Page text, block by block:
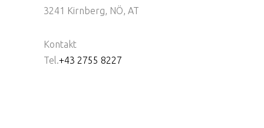
3241 Kirnberg, NÖ, AT
Kontakt
Tel.+43 2755 8227